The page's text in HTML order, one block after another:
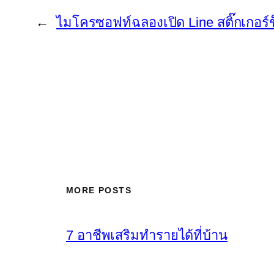
← ไมโครซอฟท์ฉลองเปิด Line สติ๊กเกอร์
MORE POSTS
7 อาชีพเสริมทำรายได้ที่บ้าน